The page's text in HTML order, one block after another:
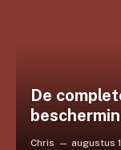
De
Chris augustus